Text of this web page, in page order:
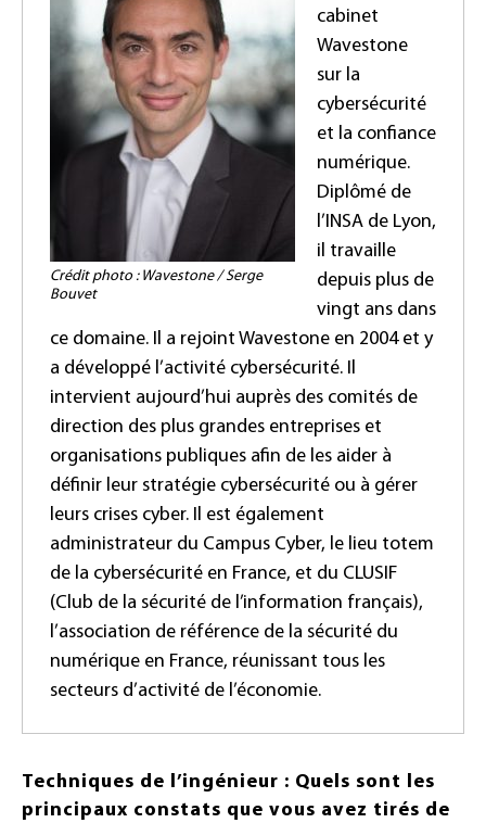
Crédit photo : Wavestone / Serge
Bouvet
cabinet
Wavestone
sur la
cybersécurité
et la confiance
numérique.
Diplômé de
l’INSA de Lyon,
il travaille
depuis plus de
vingt ans dans
ce domaine. Il a rejoint Wavestone en 2004 et y
a développé l’activité cybersécurité. Il
intervient aujourd’hui auprès des comités de
direction des plus grandes entreprises et
organisations publiques afin de les aider à
définir leur stratégie cybersécurité ou à gérer
leurs crises cyber. Il est également
administrateur du Campus Cyber, le lieu totem
de la cybersécurité en France, et du CLUSIF
(Club de la sécurité de l’information français),
l’association de référence de la sécurité du
numérique en France, réunissant tous les
secteurs d’activité de l’économie.
Techniques de l’ingénieur : Quels sont les
principaux constats que vous avez tirés de